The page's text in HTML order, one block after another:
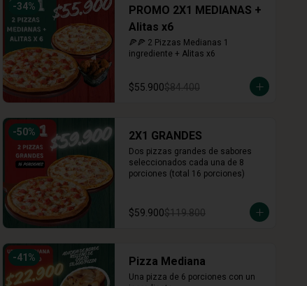
-34%
PROMO 2X1 MEDIANAS +
Alitas x6
🍕🍕 2 Pizzas Medianas 1
ingrediente + Alitas x6
$55.900$84.400
-50% 2X1 GRANDES
Dos pizzas grandes de sabores
seleccionados cada una de 8
porciones (total 16 porciones)
$59.900$119.800
-41 % Pizza Mediana
Una pizza de 6 porciones con un